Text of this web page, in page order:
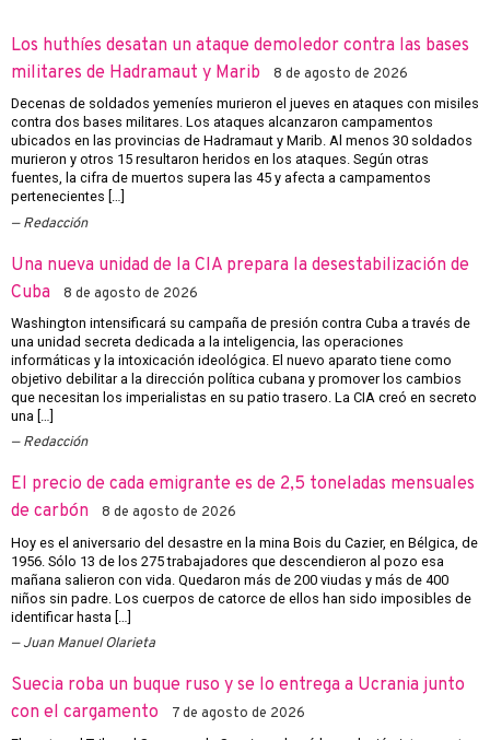
Los huthíes desatan un ataque demoledor contra las bases
militares de Hadramaut y Marib
8 de agosto de 2026
Decenas de soldados yemeníes murieron el jueves en ataques con misiles
contra dos bases militares. Los ataques alcanzaron campamentos
ubicados en las provincias de Hadramaut y Marib. Al menos 30 soldados
murieron y otros 15 resultaron heridos en los ataques. Según otras
fuentes, la cifra de muertos supera las 45 y afecta a campamentos
pertenecientes […]
Redacción
Una nueva unidad de la CIA prepara la desestabilización de
Cuba
8 de agosto de 2026
Washington intensificará su campaña de presión contra Cuba a través de
una unidad secreta dedicada a la inteligencia, las operaciones
informáticas y la intoxicación ideológica. El nuevo aparato tiene como
objetivo debilitar a la dirección política cubana y promover los cambios
que necesitan los imperialistas en su patio trasero. La CIA creó en secreto
una […]
Redacción
El precio de cada emigrante es de 2,5 toneladas mensuales
de carbón
8 de agosto de 2026
Hoy es el aniversario del desastre en la mina Bois du Cazier, en Bélgica, de
1956. Sólo 13 de los 275 trabajadores que descendieron al pozo esa
mañana salieron con vida. Quedaron más de 200 viudas y más de 400
niños sin padre. Los cuerpos de catorce de ellos han sido imposibles de
identificar hasta […]
Juan Manuel Olarieta
Suecia roba un buque ruso y se lo entrega a Ucrania junto
con el cargamento
7 de agosto de 2026